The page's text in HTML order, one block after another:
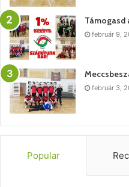
Támogasd
február 9,
február 3,
Popular